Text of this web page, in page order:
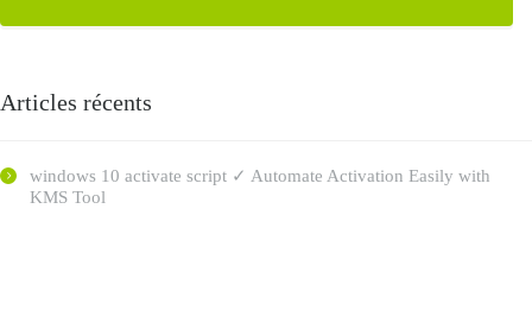
Articles récents
windows 10 activate script ✓ Automate Activation Easily with
KMS Tool